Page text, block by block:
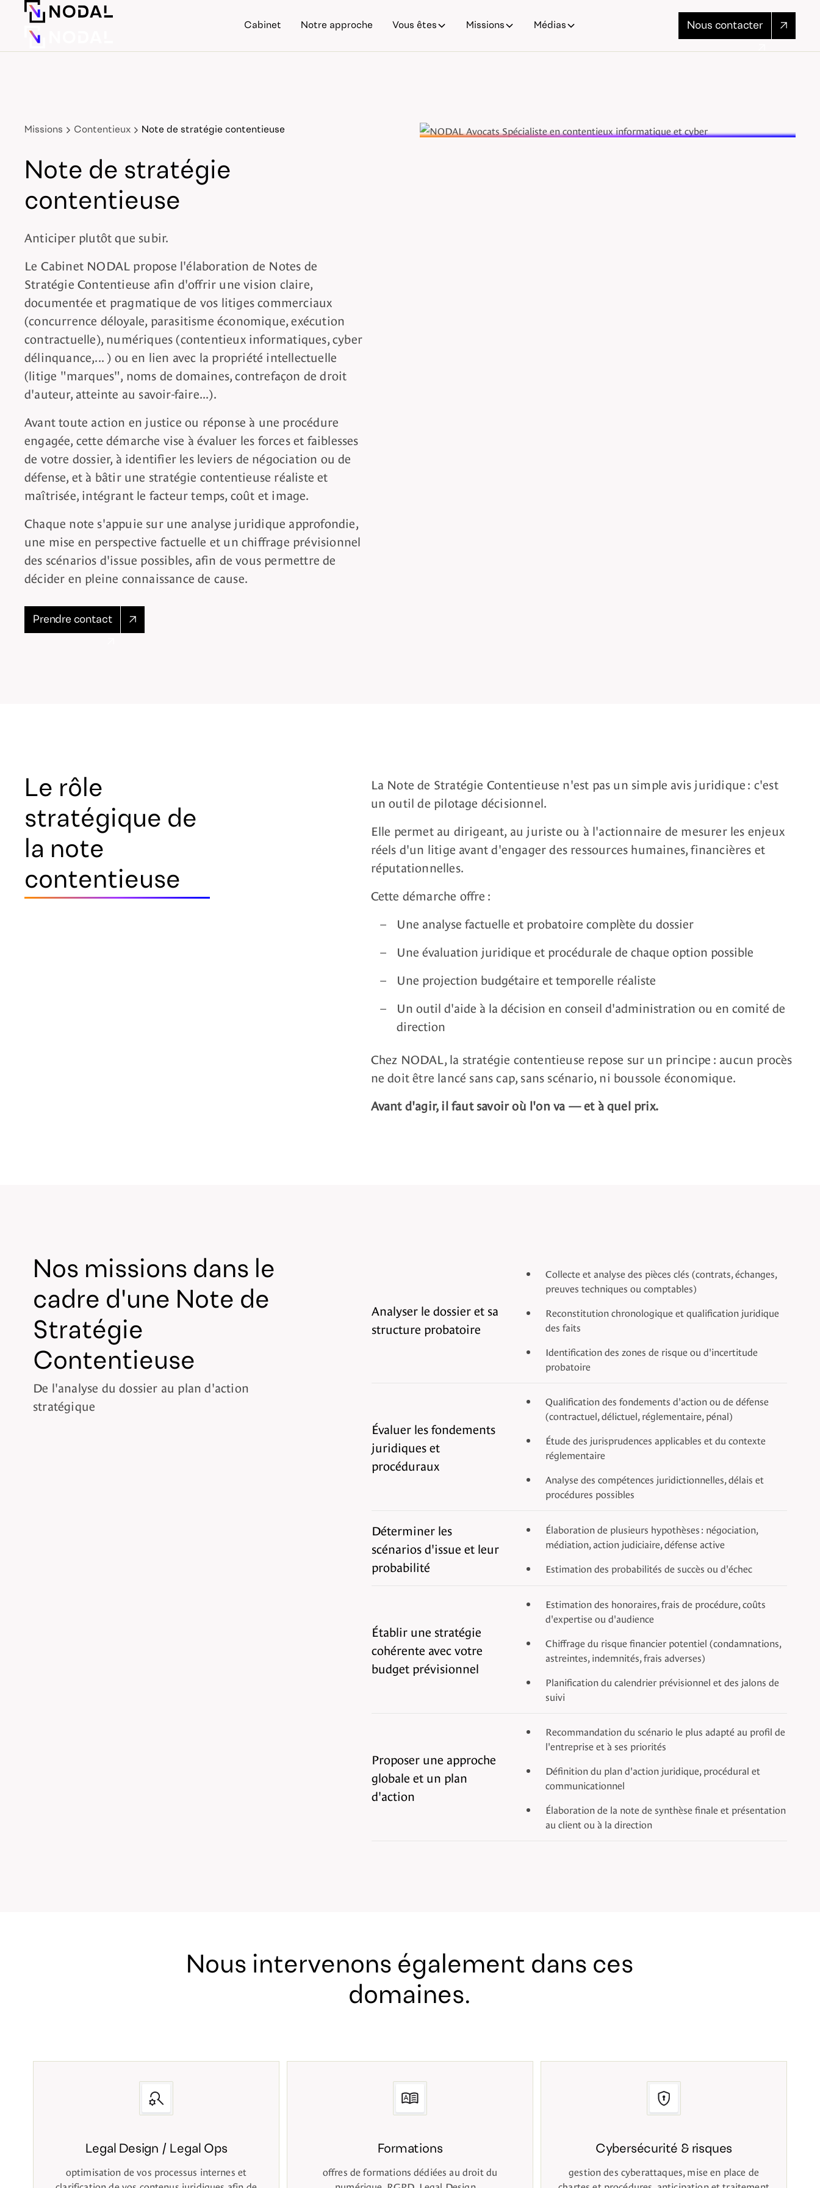
Cabinet Notre approche Vous êtes Missions Médias Nous contacter
Missions Contentieux Note de stratégie contentieuse
Note de stratégie
contentieuse
Anticiper plutôt que subir.
Le Cabinet NODAL propose l'élaboration de Notes de
Stratégie Contentieuse afin d'offrir une vision claire,
documentée et pragmatique de vos litiges commerciaux
(concurrence déloyale, parasitisme économique, exécution
contractuelle), numériques (contentieux informatiques, cyber
délinquance,... ) ou en lien avec la propriété intellectuelle
(litige "marques", noms de domaines, contrefaçon de droit
d'auteur, atteinte au savoir-faire...).
Avant toute action en justice ou réponse à une procédure
engagée, cette démarche vise à évaluer les forces et faiblesses
de votre dossier, à identifier les leviers de négociation ou de
défense, et à bâtir une stratégie contentieuse réaliste et
maîtrisée, intégrant le facteur temps, coût et image.
Chaque note s'appuie sur une analyse juridique approfondie,
une mise en perspective factuelle et un chiffrage prévisionnel
des scénarios d'issue possibles, afin de vous permettre de
décider en pleine connaissance de cause.
Prendre contact
Le rôle
stratégique de
la note
contentieuse
La Note de Stratégie Contentieuse n'est pas un simple avis juridique : c'est
un outil de pilotage décisionnel.
Elle permet au dirigeant, au juriste ou à l'actionnaire de mesurer les enjeux
réels d'un litige avant d'engager des ressources humaines, financières et
réputationnelles.
Cette démarche offre :
Une analyse factuelle et probatoire complète du dossier
Une évaluation juridique et procédurale de chaque option possible
Une projection budgétaire et temporelle réaliste
Un outil d'aide à la décision en conseil d'administration ou en comité de
direction
Chez NODAL, la stratégie contentieuse repose sur un principe : aucun procès
ne doit être lancé sans cap, sans scénario, ni boussole économique.
Avant d'agir, il faut savoir où l'on va — et à quel prix.
Nos missions dans le
cadre d'une Note de
Stratégie
Contentieuse
De l'analyse du dossier au plan d'action
stratégique
Analyser le dossier et sa
structure probatoire
Collecte et analyse des pièces clés (contrats, échanges,
preuves techniques ou comptables)
Reconstitution chronologique et qualification juridique
des faits
Identification des zones de risque ou d'incertitude
probatoire
Évaluer les fondements
juridiques et
procéduraux
Qualification des fondements d'action ou de défense
(contractuel, délictuel, réglementaire, pénal)
Étude des jurisprudences applicables et du contexte
réglementaire
Analyse des compétences juridictionnelles, délais et
procédures possibles
Déterminer les
scénarios d'issue et leur
probabilité
Élaboration de plusieurs hypothèses : négociation,
médiation, action judiciaire, défense active
Estimation des probabilités de succès ou d'échec
Établir une stratégie
cohérente avec votre
budget prévisionnel
Estimation des honoraires, frais de procédure, coûts
d'expertise ou d'audience
Chiffrage du risque financier potentiel (condamnations,
astreintes, indemnités, frais adverses)
Planification du calendrier prévisionnel et des jalons de
suivi
Proposer une approche
globale et un plan
d'action
Recommandation du scénario le plus adapté au profil de
l'entreprise et à ses priorités
Définition du plan d'action juridique, procédural et
communicationnel
Élaboration de la note de synthèse finale et présentation
au client ou à la direction
Nous intervenons également dans ces
domaines.
Legal Design / Legal Ops
optimisation de vos processus internes et
Formations
offres de formations dédiées au droit du
Cybersécurité & risques
gestion des cyberattaques, mise en place de